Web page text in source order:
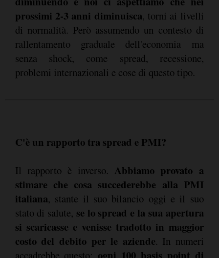
prossimi 2-3 anni diminuisca, torni ai livelli
di normalità. Però assumendo un contesto di
rallentamento graduale dell'economia ma
senza shock, come spread, recessione,
problemi internazionali e cose di questo tipo.
C'è un rapporto tra spread e PMI?
Il rapporto è inverso. Abbiamo provato a
stimare che cosa succederebbe alla PMI
italiana, stante il suo bilancio oggi e il suo
stato di salute, se lo spread e la sua apertura
si scaricasse e venisse tradotto in maggior
costo del debito per le aziende. In numeri
accadrebbe questo: ogni 100 basis point di